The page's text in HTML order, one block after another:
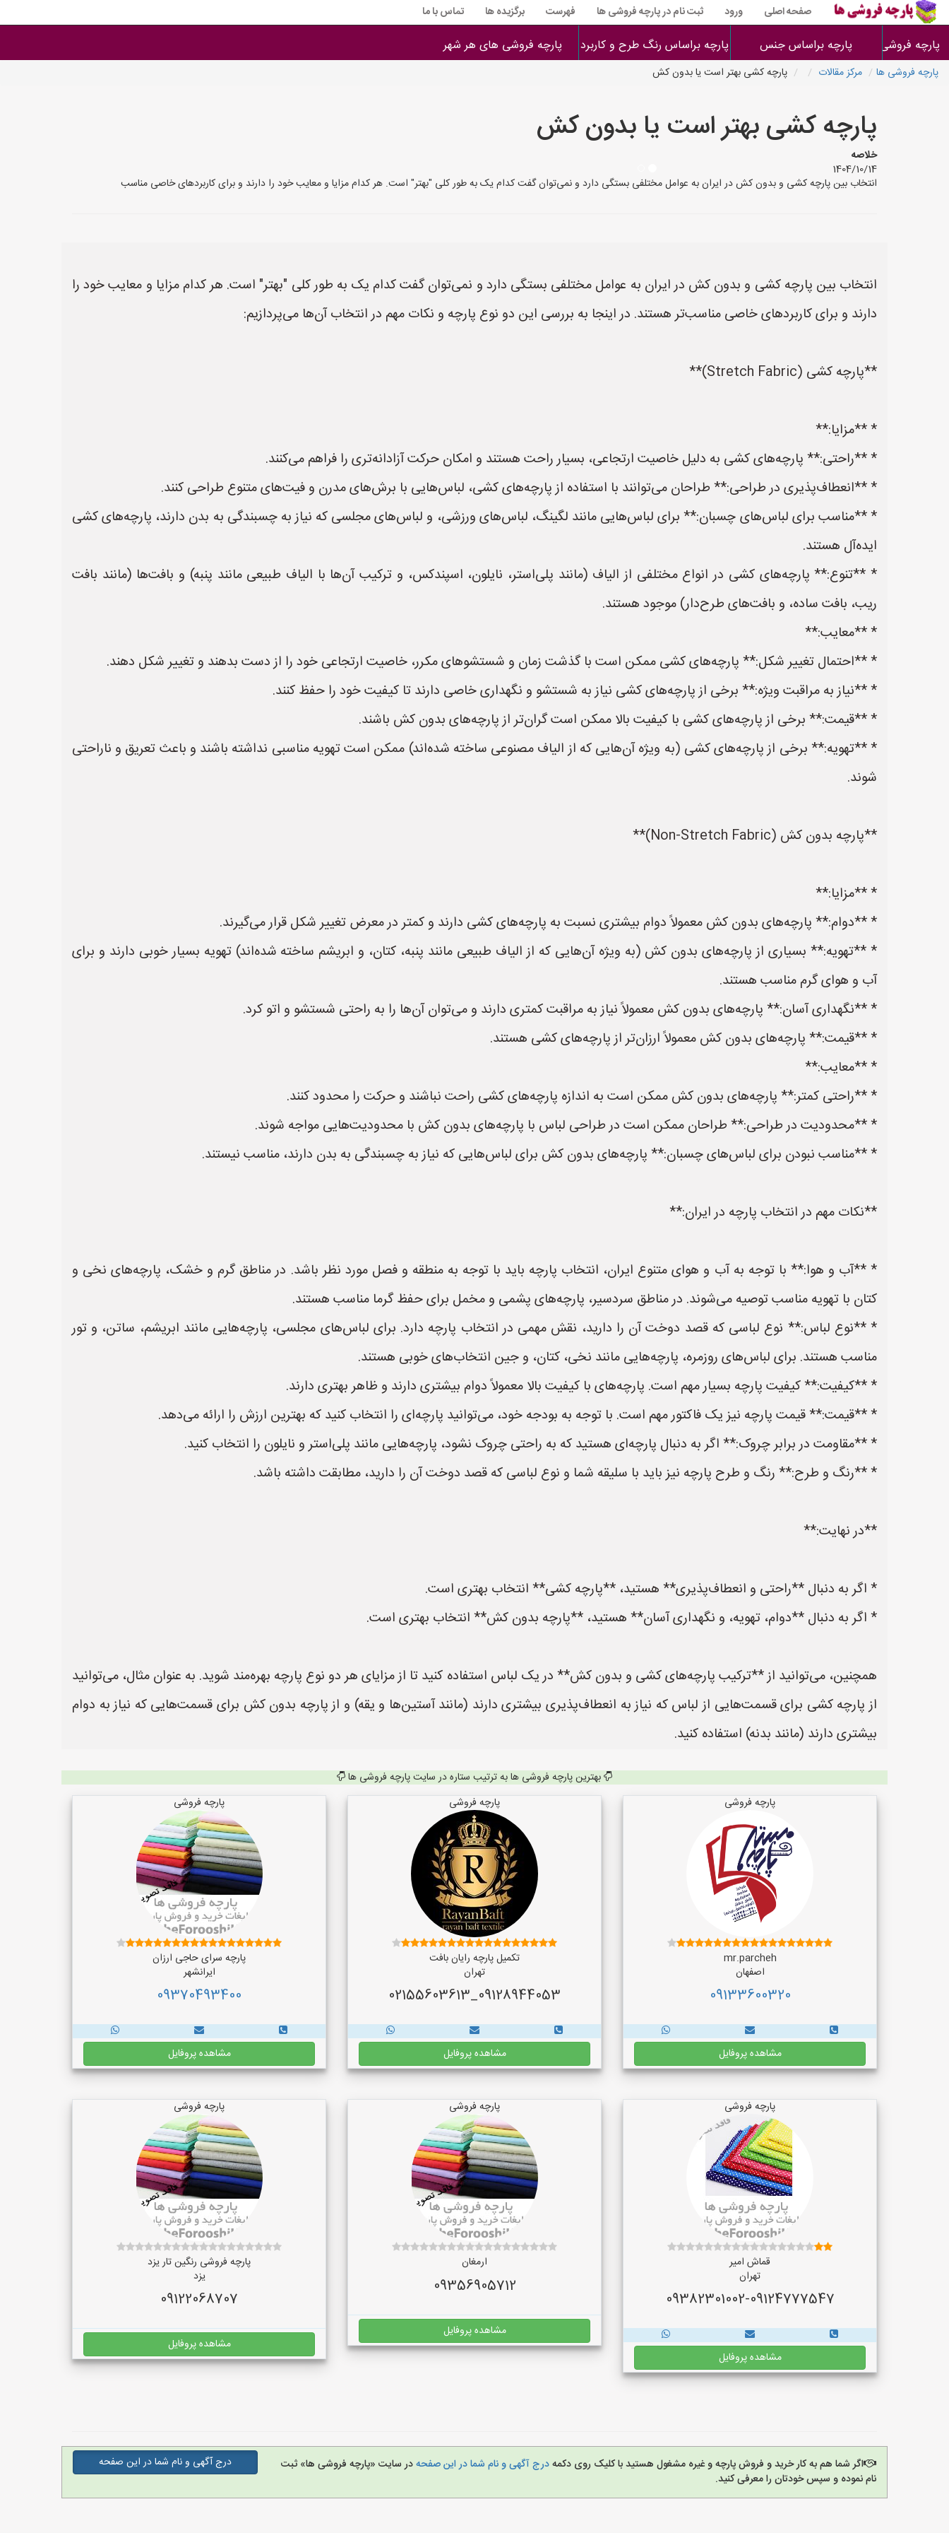
صفحه اصلی ورود ثبت نام در پارچه فروشی ها فهرست برگزیده ها تماس با ما
پارچه فروشی ها پارچه براساس جنس پارچه براساس رنگ طرح و کاربرد پارچه فروشی های هر شهر
پارچه فروشی ها مرکز مقالات پارچه کشی بهتر است یا بدون کش
پارچه کشی بهتر است یا بدون کش
خلاصه
1404/10/14
انتخاب بین پارچه کشی و بدون کش در ایران به عوامل مختلفی بستگی دارد و نمی‌توان گفت کدام یک به طور کلی "بهتر" است. هر کدام مزایا و معایب خود را دارند و برای کاربردهای خاصی مناسب
انتخاب بین پارچه کشی و بدون کش در ایران به عوامل مختلفی بستگی دارد و نمی‌توان گفت کدام یک به طور کلی "بهتر" است. هر کدام مزایا و معایب خود را
دارند و برای کاربردهای خاصی مناسب‌تر هستند. در اینجا به بررسی این دو نوع پارچه و نکات مهم در انتخاب آن‌ها می‌پردازیم:
**پارچه کشی (Stretch Fabric)**
* **مزایا:**
* **راحتی:** پارچه‌های کشی به دلیل خاصیت ارتجاعی، بسیار راحت هستند و امکان حرکت آزادانه‌تری را فراهم می‌کنند.
* **انعطاف‌پذیری در طراحی:** طراحان می‌توانند با استفاده از پارچه‌های کشی، لباس‌هایی با برش‌های مدرن و فیت‌های متنوع طراحی کنند.
* **مناسب برای لباس‌های چسبان:** برای لباس‌هایی مانند لگینگ، لباس‌های ورزشی، و لباس‌های مجلسی که نیاز به چسبندگی به بدن دارند، پارچه‌های کشی
ایده‌آل هستند.
* **تنوع:** پارچه‌های کشی در انواع مختلفی از الیاف (مانند پلی‌استر، نایلون، اسپندکس، و ترکیب آن‌ها با الیاف طبیعی مانند پنبه) و بافت‌ها (مانند بافت
ریب، بافت ساده، و بافت‌های طرح‌دار) موجود هستند.
* **معایب:**
* **احتمال تغییر شکل:** پارچه‌های کشی ممکن است با گذشت زمان و شستشوهای مکرر، خاصیت ارتجاعی خود را از دست بدهند و تغییر شکل دهند.
* **نیاز به مراقبت ویژه:** برخی از پارچه‌های کشی نیاز به شستشو و نگهداری خاصی دارند تا کیفیت خود را حفظ کنند.
* **قیمت:** برخی از پارچه‌های کشی با کیفیت بالا ممکن است گران‌تر از پارچه‌های بدون کش باشند.
* **تهویه:** برخی از پارچه‌های کشی (به ویژه آن‌هایی که از الیاف مصنوعی ساخته شده‌اند) ممکن است تهویه مناسبی نداشته باشند و باعث تعریق و ناراحتی
شوند.
**پارچه بدون کش (Non-Stretch Fabric)**
* **مزایا:**
* **دوام:** پارچه‌های بدون کش معمولاً دوام بیشتری نسبت به پارچه‌های کشی دارند و کمتر در معرض تغییر شکل قرار می‌گیرند.
* **تهویه:** بسیاری از پارچه‌های بدون کش (به ویژه آن‌هایی که از الیاف طبیعی مانند پنبه، کتان، و ابریشم ساخته شده‌اند) تهویه بسیار خوبی دارند و برای
آب و هوای گرم مناسب هستند.
* **نگهداری آسان:** پارچه‌های بدون کش معمولاً نیاز به مراقبت کمتری دارند و می‌توان آن‌ها را به راحتی شستشو و اتو کرد.
* **قیمت:** پارچه‌های بدون کش معمولاً ارزان‌تر از پارچه‌های کشی هستند.
* **معایب:**
* **راحتی کمتر:** پارچه‌های بدون کش ممکن است به اندازه پارچه‌های کشی راحت نباشند و حرکت را محدود کنند.
* **محدودیت در طراحی:** طراحان ممکن است در طراحی لباس با پارچه‌های بدون کش با محدودیت‌هایی مواجه شوند.
* **مناسب نبودن برای لباس‌های چسبان:** پارچه‌های بدون کش برای لباس‌هایی که نیاز به چسبندگی به بدن دارند، مناسب نیستند.
**نکات مهم در انتخاب پارچه در ایران:**
* **آب و هوا:** با توجه به آب و هوای متنوع ایران، انتخاب پارچه باید با توجه به منطقه و فصل مورد نظر باشد. در مناطق گرم و خشک، پارچه‌های نخی و
کتان با تهویه مناسب توصیه می‌شوند. در مناطق سردسیر، پارچه‌های پشمی و مخمل برای حفظ گرما مناسب هستند.
* **نوع لباس:** نوع لباسی که قصد دوخت آن را دارید، نقش مهمی در انتخاب پارچه دارد. برای لباس‌های مجلسی، پارچه‌هایی مانند ابریشم، ساتن، و تور
مناسب هستند. برای لباس‌های روزمره، پارچه‌هایی مانند نخی، کتان، و جین انتخاب‌های خوبی هستند.
* **کیفیت:** کیفیت پارچه بسیار مهم است. پارچه‌های با کیفیت بالا معمولاً دوام بیشتری دارند و ظاهر بهتری دارند.
* **قیمت:** قیمت پارچه نیز یک فاکتور مهم است. با توجه به بودجه خود، می‌توانید پارچه‌ای را انتخاب کنید که بهترین ارزش را ارائه می‌دهد.
* **مقاومت در برابر چروک:** اگر به دنبال پارچه‌ای هستید که به راحتی چروک نشود، پارچه‌هایی مانند پلی‌استر و نایلون را انتخاب کنید.
* **رنگ و طرح:** رنگ و طرح پارچه نیز باید با سلیقه شما و نوع لباسی که قصد دوخت آن را دارید، مطابقت داشته باشد.
**در نهایت:**
* اگر به دنبال **راحتی و انعطاف‌پذیری** هستید، **پارچه کشی** انتخاب بهتری است.
* اگر به دنبال **دوام، تهویه، و نگهداری آسان** هستید، **پارچه بدون کش** انتخاب بهتری است.
همچنین، می‌توانید از **ترکیب پارچه‌های کشی و بدون کش** در یک لباس استفاده کنید تا از مزایای هر دو نوع پارچه بهره‌مند شوید. به عنوان مثال، می‌توانید
از پارچه کشی برای قسمت‌هایی از لباس که نیاز به انعطاف‌پذیری بیشتری دارند (مانند آستین‌ها و یقه) و از پارچه بدون کش برای قسمت‌هایی که نیاز به دوام
بیشتری دارند (مانند بدنه) استفاده کنید.
بهترین پارچه فروشی ها به ترتیب ستاره در سایت پارچه فروشی ها
پارچه فروشی
mr.parcheh
اصفهان
09133600320
مشاهده پروفایل
پارچه فروشی
تکمیل پارچه رایان بافت
تهران
09128944053_02155603613
مشاهده پروفایل
پارچه فروشی
پارچه سرای حاجی ارزان
ایرانشهر
09370493400
مشاهده پروفایل
پارچه فروشی
قماش امیر
تهران
09382301002-09124777547
مشاهده پروفایل
پارچه فروشی
ارمغان
09356905712
مشاهده پروفایل
پارچه فروشی
پارچه فروشی رنگین تار یزد
یزد
09122068707
مشاهده پروفایل
اگر شما هم به کار خرید و فروش پارچه و غیره مشغول هستید با کلیک روی دکمهدرج آگهی و نام شما در این صفحهدر سایت «پارچه فروشی ها» ثبت
نام نموده و سپس خودتان را معرفی کنید.
درج آگهی و نام شما در این صفحه